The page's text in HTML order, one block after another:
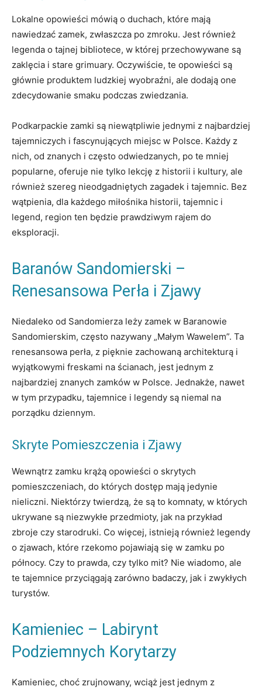
Lokalne opowieści mówią o duchach, które mają
nawiedzać zamek, zwłaszcza po zmroku. Jest również
legenda o tajnej bibliotece, w której przechowywane są
zaklęcia i stare grimuary. Oczywiście, te opowieści są
głównie produktem ludzkiej wyobraźni, ale dodają one
zdecydowanie smaku podczas zwiedzania.
Podkarpackie zamki są niewątpliwie jednymi z najbardziej
tajemniczych i fascynujących miejsc w Polsce. Każdy z
nich, od znanych i często odwiedzanych, po te mniej
popularne, oferuje nie tylko lekcję z historii i kultury, ale
również szereg nieodgadniętych zagadek i tajemnic. Bez
wątpienia, dla każdego miłośnika historii, tajemnic i
legend, region ten będzie prawdziwym rajem do
eksploracji.
Baranów Sandomierski –
Renesansowa Perła i Zjawy
Niedaleko od Sandomierza leży zamek w Baranowie
Sandomierskim, często nazywany „Małym Wawelem”. Ta
renesansowa perła, z pięknie zachowaną architekturą i
wyjątkowymi freskami na ścianach, jest jednym z
najbardziej znanych zamków w Polsce. Jednakże, nawet
w tym przypadku, tajemnice i legendy są niemal na
porządku dziennym.
Skryte Pomieszczenia i Zjawy
Wewnątrz zamku krążą opowieści o skrytych
pomieszczeniach, do których dostęp mają jedynie
nieliczni. Niektórzy twierdzą, że są to komnaty, w których
ukrywane są niezwykłe przedmioty, jak na przykład
zbroje czy starodruki. Co więcej, istnieją również legendy
o zjawach, które rzekomo pojawiają się w zamku po
północy. Czy to prawda, czy tylko mit? Nie wiadomo, ale
te tajemnice przyciągają zarówno badaczy, jak i zwykłych
turystów.
Kamieniec – Labirynt
Podziemnych Korytarzy
Kamieniec, choć zrujnowany, wciąż jest jednym z